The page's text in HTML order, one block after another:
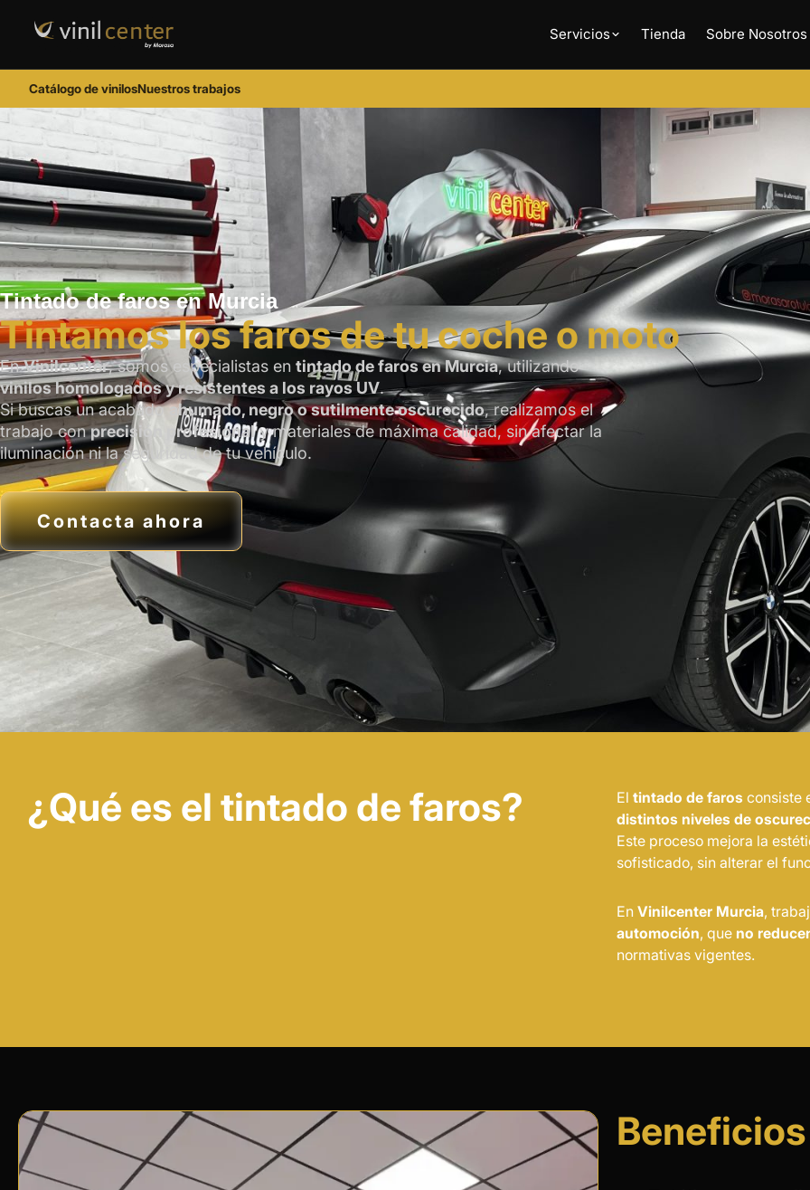
Servicios Tienda Sobre Nosotros
Catálogo de vinilosNuestros trabajos
Tintado de faros en Murcia
Tintamos los faros de tu coche o moto
EnVinilcenter, somos especialistas en tintado de faros en Murcia, utilizando
vinilos homologados y resistentes a los rayos UV.
Si buscas un acabadoahumado, negro o sutilmente oscurecido, realizamos el
trabajo conprecisión profesionaly materiales de máxima calidad, sin afectar la
iluminación ni la seguridad de tu vehículo.
Contacta ahora
¿Qué es el tintado de faros? El tintado de faros consiste
distintos niveles de
Este proceso mejora la
sofisticado, sin alterar el
En Vinilcenter Murcia,
automoción, que no
normativas vigentes.